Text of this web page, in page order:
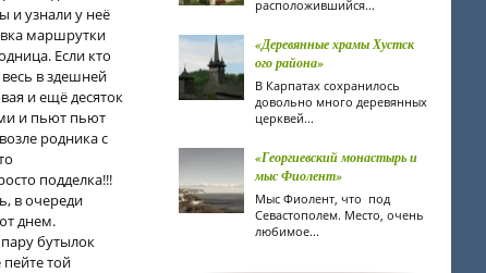
и узнали у неё
маршрутки
Если кто
в здешней
и ещё десяток
и пьют пьют
родника с
подделка!!!
в очереди
днем.
бутылок
той
расположившийся...
«Деревянные храмы Хустск
ого района»
В Карпатах сохранилось
довольно много деревянных
церквей...
«Георгиевский монастырь и
мыс Фиолент»
Мыс Фиолент, что под
Севастополем. Место, очень
любимое...